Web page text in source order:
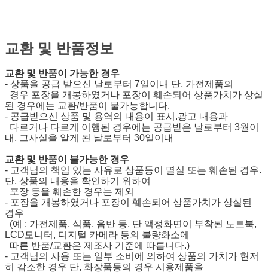
교환 및 반품정보
교환 및 반품이 가능한 경우
- 상품을 공급 받으신 날로부터 7일이내 단, 가전제품의
경우 포장을 개봉하였거나 포장이 훼손되어 상품가치가 상실
된 경우에는 교환/반품이 불가능합니다.
- 공급받으신 상품 및 용역의 내용이 표시.광고 내용과
다르거나 다르게 이행된 경우에는 공급받은 날로부터 3월이
내, 그사실을 알게 된 날로부터 30일이내
교환 및 반품이 불가능한 경우
- 고객님의 책임 있는 사유로 상품등이 멸실 또는 훼손된 경우.
단, 상품의 내용을 확인하기 위하여
포장 등을 훼손한 경우는 제외
- 포장을 개봉하였거나 포장이 훼손되어 상품가치가 상실된
경우
(예 : 가전제품, 식품, 음반 등, 단 액정화면이 부착된 노트북,
LCD모니터, 디지털 카메라 등의 불량화소에
따른 반품/교환은 제조사 기준에 따릅니다.)
- 고객님의 사용 또는 일부 소비에 의하여 상품의 가치가 현저
히 감소한 경우 단, 화장품등의 경우 시용제품을